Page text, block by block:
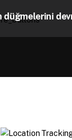
düğmelerini